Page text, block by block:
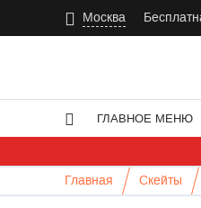
Москва
ГЛАВНОЕ МЕНЮ
Главная Скейты